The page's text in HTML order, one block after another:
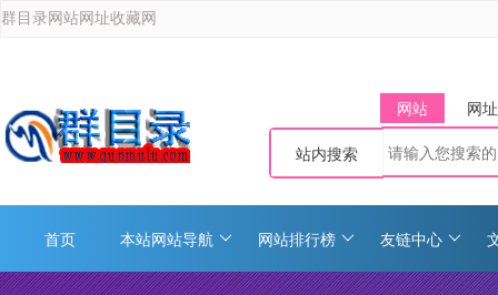
群目录网站网址收藏网
网站 网址
站内搜索
首页 本站网站导航 网站排行榜 友链中心